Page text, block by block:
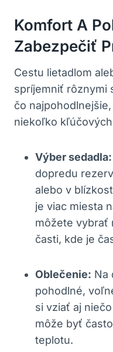
Komfort A
Zabezpečiť
Cestu lietadlom
spríjemniť rôznymi
čo
niekoľko
Výber sedadla:
dopredu
alebo v
je viac miesta
môžete vybrať
časti, kde je
Oblečenie: Na
pohodlné,
si vziať aj
môže byť
teplotu.